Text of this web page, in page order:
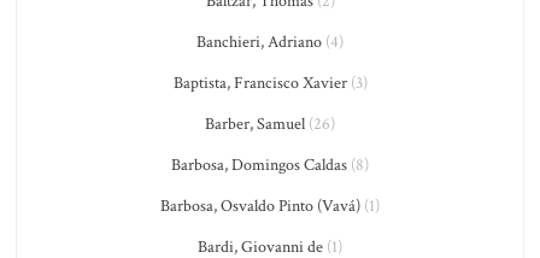
Banchieri, Adriano (4)
Baptista, Francisco Xavier(3)
Barber, Samuel (26)
Barbosa, Domingos Caldas (8)
Barbosa, Osvaldo Pinto (Vavá) (1)
Bardi, Giovanni de (1)